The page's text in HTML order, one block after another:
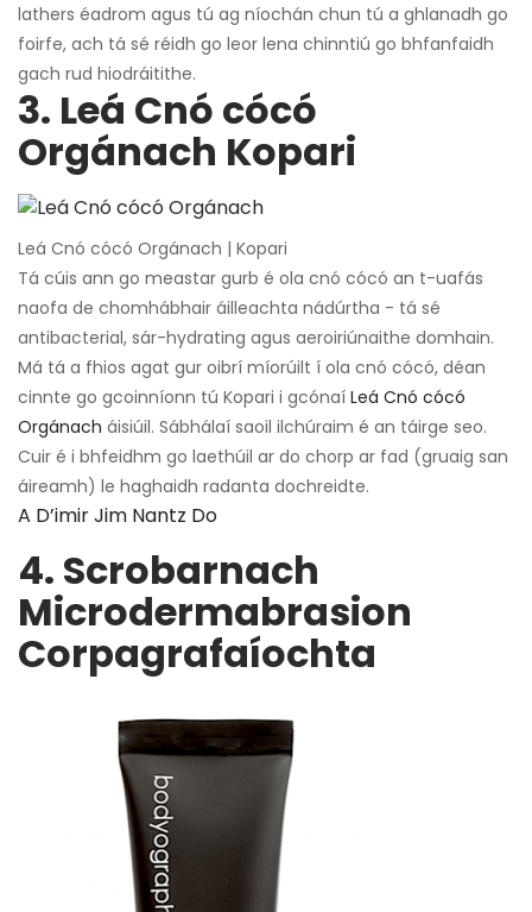
lathers éadrom agus tú ag níochán chun tú a ghlanadh go
foirfe, ach tá sé réidh go leor lena chinntiú go bhfanfaidh
gach rud hiodráitithe.
3. Leá Cnó cócó
Orgánach Kopari
Leá Cnó cócó Orgánach | Kopari
Tá cúis ann go meastar gurb é ola cnó cócó an t-uafás
naofa de chomhábhair áilleachta nádúrtha - tá sé
antibacterial, sár-hydrating agus aeroiriúnaithe domhain.
Má tá a fhios agat gur oibrí míorúilt í ola cnó cócó, déan
cinnte go gcoinníonn tú Kopari i gcónaí Leá Cnó cócó
Orgánach áisiúil. Sábhálaí saoil ilchúraim é an táirge seo.
Cuir é i bhfeidhm go laethúil ar do chorp ar fad (gruaig san
áireamh) le haghaidh radanta dochreidte.
A D’imir Jim Nantz Do
4. Scrobarnach
Microdermabrasion
Corpagrafaíochta